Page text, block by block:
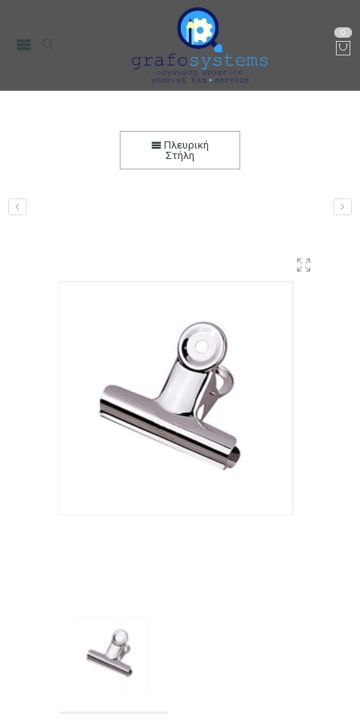
0
Χαρτικά-Είδη Γραφείου Αρχειοθέτηση
Πλευρική
Στήλη